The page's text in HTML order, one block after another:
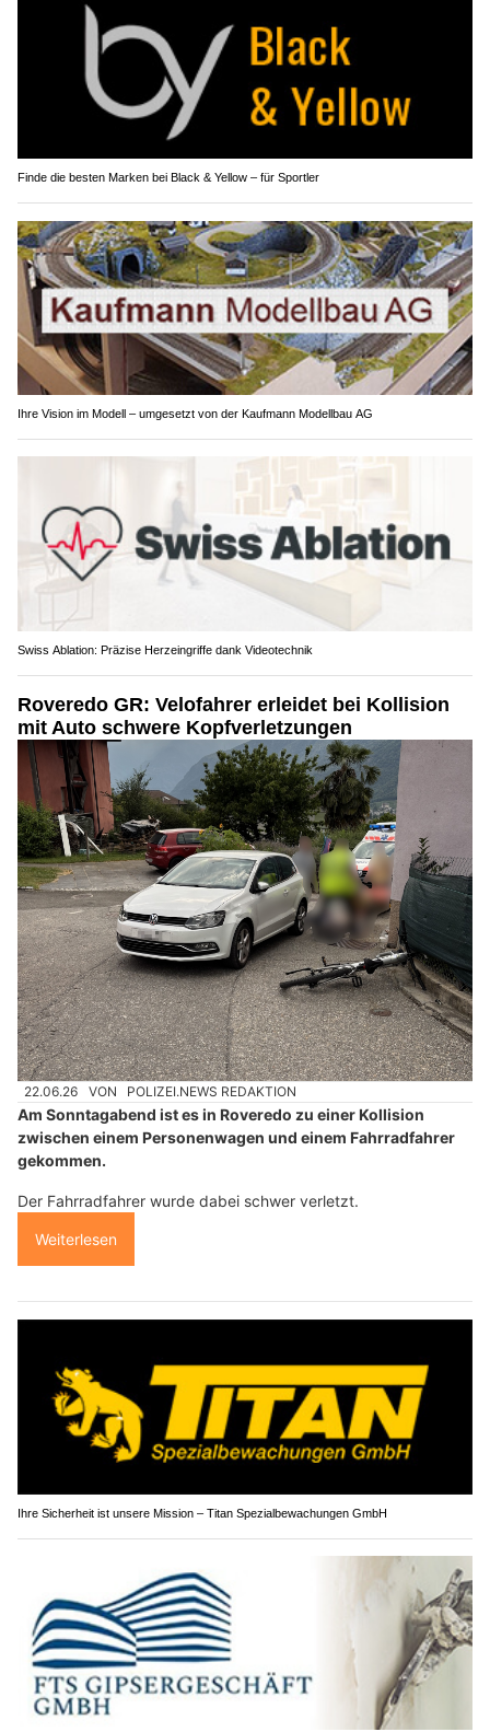
Finde die besten Marken bei Black & Yellow – für Sportler
Ihre Vision im Modell – umgesetzt von der Kaufmann Modellbau AG
Swiss Ablation: Präzise Herzeingriffe dank Videotechnik
Roveredo GR: Velofahrer erleidet bei Kollision
mit Auto schwere Kopfverletzungen
22.06.26 VON POLIZEI.NEWS REDAKTION
Am Sonntagabend ist es in Roveredo zu einer Kollision
zwischen einem Personenwagen und einem Fahrradfahrer
gekommen.
Der Fahrradfahrer wurde dabei schwer verletzt.
Weiterlesen
Ihre Sicherheit ist unsere Mission – Titan Spezialbewachungen GmbH